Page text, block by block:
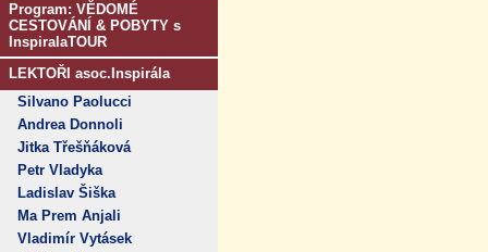
Program: VĚDOMÉ
CESTOVÁNÍ & POBYTY s
InspiralaTOUR
LEKTOŘI asoc.Inspirála
Silvano Paolucci
Andrea Donnoli
Jitka Třešňáková
Petr Vladyka
Ladislav Šiška
Ma Prem Anjali
Vladimír Vytásek